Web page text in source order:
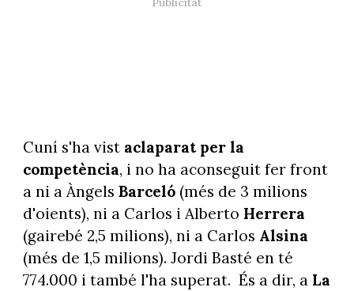
Cuní s'ha vist aclaparat per la
competència, i no ha aconseguit fer front
a ni a Àngels Barceló (més de 3 milions
d'oients), ni a Carlos i Alberto Herrera
(gairebé 2,5 milions), ni a Carlos Alsina
(més de 1,5 milions). Jordi Basté en té
774.000 i també l'ha superat. És a dir, a La